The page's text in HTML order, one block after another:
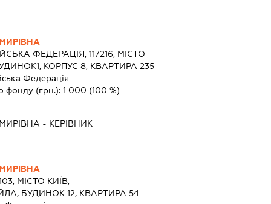
ФЕДЕРАЦІЯ, 117216, МІСТО
КОРПУС 8, КВАРТИРА 235
Федерація
фонду (грн.): 1 000 (100 %)
- КЕРІВНИК
МІСТО КИЇВ,
БУДИНОК 12, КВАРТИРА 54